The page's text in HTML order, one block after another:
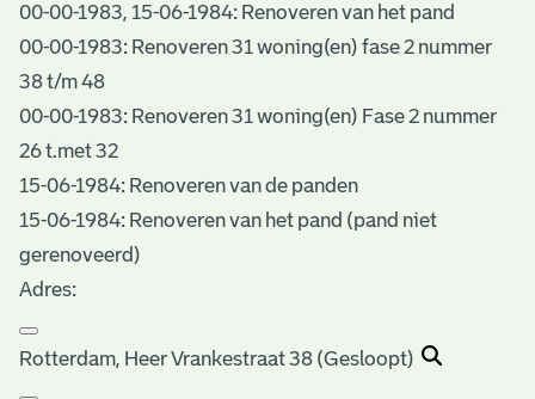
00-00-1983, 15-06-1984: Renoveren van het pand
00-00-1983: Renoveren 31 woning(en) fase 2 nummer
38 t/m 48
00-00-1983: Renoveren 31 woning(en) Fase 2 nummer
26 t.met 32
15-06-1984: Renoveren van de panden
15-06-1984: Renoveren van het pand (pand niet
gerenoveerd)
Adres:
Rotterdam, Heer Vrankestraat 38 (Gesloopt)